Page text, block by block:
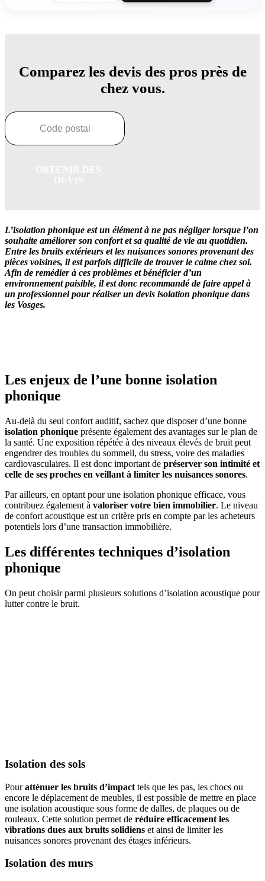
Comparez les devis des pros près de
chez vous.
L’isolation phonique est un élément à ne pas négliger lorsque l’on
souhaite améliorer son confort et sa qualité de vie au quotidien.
Entre les bruits extérieurs et les nuisances sonores provenant des
pièces voisines, il est parfois difficile de trouver le calme chez soi.
Afin de remédier à ces problèmes et bénéficier d’un
environnement paisible, il est donc recommandé de faire appel à
un professionnel pour réaliser un devis isolation phonique dans
les Vosges.
Les enjeux de l’une bonne isolation
phonique
Au-delà du seul confort auditif, sachez que disposer d’une bonne
isolation phonique présente également des avantages sur le plan de
la santé. Une exposition répétée à des niveaux élevés de bruit peut
engendrer des troubles du sommeil, du stress, voire des maladies
cardiovasculaires. Il est donc important de préserver son intimité et
celle de ses proches en veillant à limiter les nuisances sonores.
Par ailleurs, en optant pour une isolation phonique efficace, vous
contribuez également à valoriser votre bien immobilier. Le niveau
de confort acoustique est un critère pris en compte par les acheteurs
potentiels lors d’une transaction immobilière.
Les différentes techniques d’isolation
phonique
On peut choisir parmi plusieurs solutions d’isolation acoustique pour
lutter contre le bruit.
Isolation des sols
Pouratténuer les bruits d’impact tels que les pas, les chocs ou
encore le déplacement de meubles, il est possible de mettre en place
une isolation acoustique sous forme de dalles, de plaques ou de
rouleaux. Cette solution permet de réduire efficacement les
vibrations dues aux bruits solidiens et ainsi de limiter les
nuisances sonores provenant des étages inférieurs.
Isolation des murs